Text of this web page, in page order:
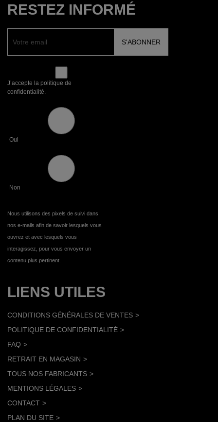
RESTEZ INFORMÉ
J’accepte la politique de
confidentialité.
Oui
Non
Nous utilisons des pixels de suivi dans
nos e-mails afin de savoir lesquels vous
ouvrez et avec lesquels vous
interagissez, pour vous envoyer un
contenu plus pertinent.
LIENS UTILES
CONDITIONS GÉNÉRALES DE VENTES
POLITIQUE DE CONFIDENTIALITÉ
FAQ
RETRAIT EN MAGASIN
TOUS NOS FABRICANTS
MENTIONS LÉGALES
CONTACT
PLAN DU SITE